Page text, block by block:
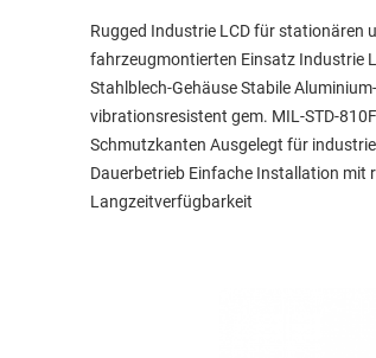
Rugged Industrie LCD für stationären
fahrzeugmontierten Einsatz Industrie
Stahlblech-Gehäuse Stabile
vibrationsresistent gem. MIL-STD-
Schmutzkanten Ausgelegt für
Dauerbetrieb Einfache Installation mit
Langzeitverfügbarkeit